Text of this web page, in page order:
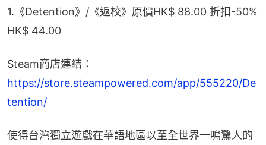
1.《Detention》/《返校》原價HK$ 88.00 折扣-50%
HK$ 44.00
Steam商店連結：
https://store.steampowered.com/app/555220/De
tention/
使得台灣獨立遊戲在華語地區以至全世界一鳴驚人的